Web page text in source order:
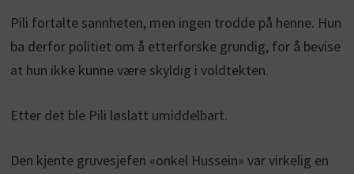
Pili fortalte sannheten, men ingen trodde på henne. Hun
ba derfor politiet om å etterforske grundig, for å bevise
at hun ikke kunne være skyldig i voldtekten.
Etter det ble Pili løslatt umiddelbart.
Den kjente gruvesjefen «onkel Hussein» var virkelig en